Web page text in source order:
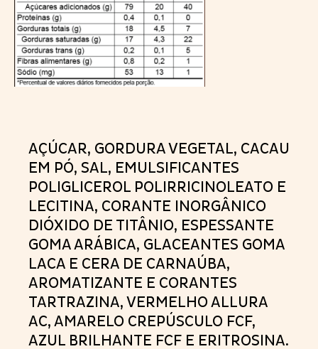
AÇÚCAR, GORDURA VEGETAL, CACAU
EM PÓ, SAL, EMULSIFICANTES
POLIGLICEROL POLIRRICINOLEATO E
LECITINA, CORANTE INORGÂNICO
DIÓXIDO DE TITÂNIO, ESPESSANTE
GOMA ARÁBICA, GLACEANTES GOMA
LACA E CERA DE CARNAÚBA,
AROMATIZANTE E CORANTES
TARTRAZINA, VERMELHO ALLURA
AC, AMARELO CREPÚSCULO FCF,
AZUL BRILHANTE FCF E ERITROSINA.